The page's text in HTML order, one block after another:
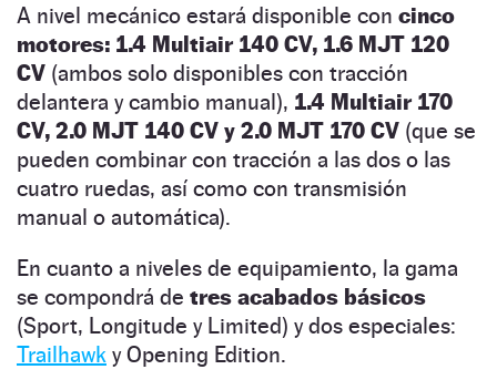
A nivel mecánico estará disponible con cinco
motores: 1.4 Multiair 140 CV, 1.6 MJT 120
CV (ambos solo disponibles con tracción
delantera y cambio manual), 1.4 Multiair 170
CV, 2.0 MJT 140 CV y 2.0 MJT 170 CV (que se
pueden combinar con tracción a las dos o las
cuatro ruedas, así como con transmisión
manual o automática).
En cuanto a niveles de equipamiento, la gama
se compondrá de tres acabados básicos
(Sport, Longitude y Limited) y dos especiales:
Trailhawk y Opening Edition.